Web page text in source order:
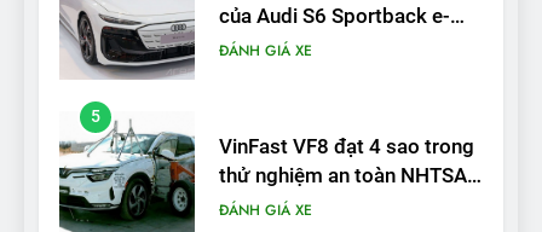
của Audi S6 Sportback e-
tron
ĐÁNH GIÁ XE
5
VinFast VF8 đạt 4 sao trong
thử nghiệm an toàn NHTSA
tại Mỹ
ĐÁNH GIÁ XE